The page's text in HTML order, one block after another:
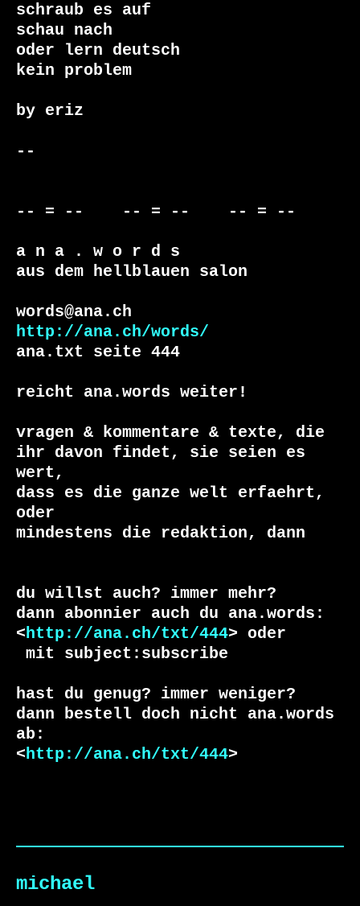
schraub es auf
schau nach
oder lern deutsch
kein problem
by eriz
--
-- = --    -- = --    -- = --
a n a . w o r d s
aus dem hellblauen salon
http://ana.ch/words/
ana.txt seite 444
reicht ana.words weiter!
vragen & kommentare & texte, die
ihr davon findet, sie seien es
wert,
dass es die ganze welt erfaehrt,
oder
du willst auch? immer mehr?
dann abonnier auch du ana.words:
<http://ana.ch/txt/444
hast du genug? immer weniger?
dann bestell doch nicht ana.words
ab:
<http://ana.ch/txt/444>
michael